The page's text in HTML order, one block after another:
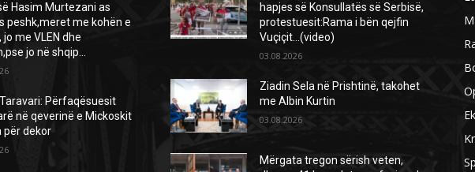
Hasim Murtezani as
peshk,meret me kohën e
jo me VLEN dhe
jo në shqip...
Përfaqësuesit
në qeverinë e Mickoskit
për dekor
hapjes së Konsullatës së Serbisë,
protestuesit:Rama i bën qejfin
Vuçiçit…(video)
03.08.2026
Ziadin Sela në Prishtinë, takohet
me Albin Kurtin
03.08.2026
Mërgata tregon sërish veten,